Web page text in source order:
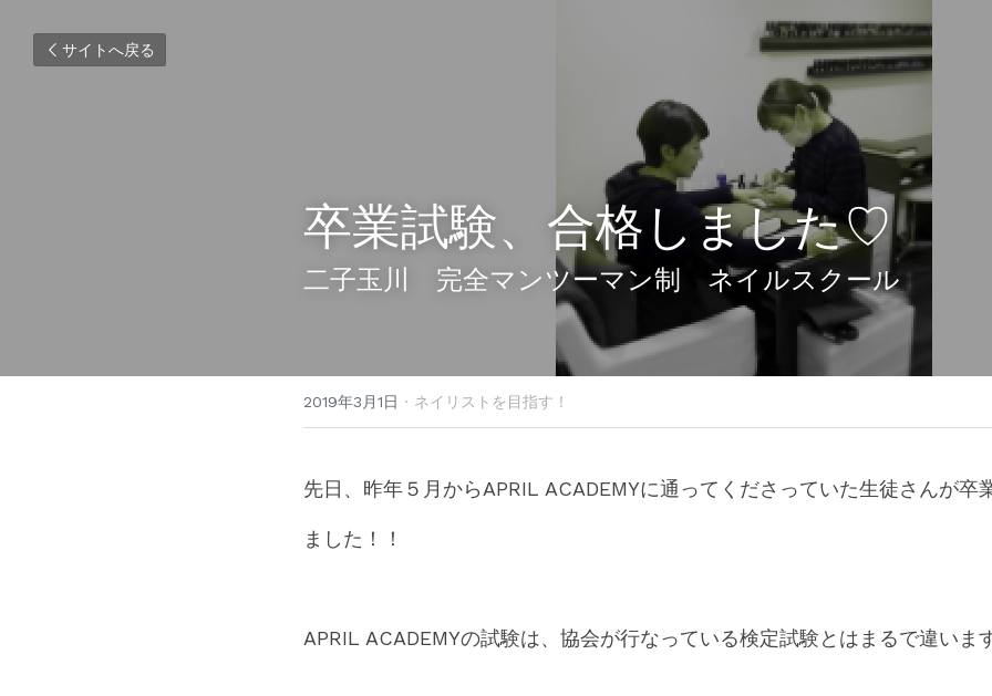
サイトへ戻る
卒業試験、合格しました♡
二子玉川　完全マンツーマン制　ネイルスクール
2019年3月1日 · ネイリストを目指す！
先日、昨年５月からAPRIL ACADEMYに通ってくださっていた生徒さんが卒
ました！！
APRIL ACADEMYの試験は、協会が行なっている検定試験とはまるで違いま